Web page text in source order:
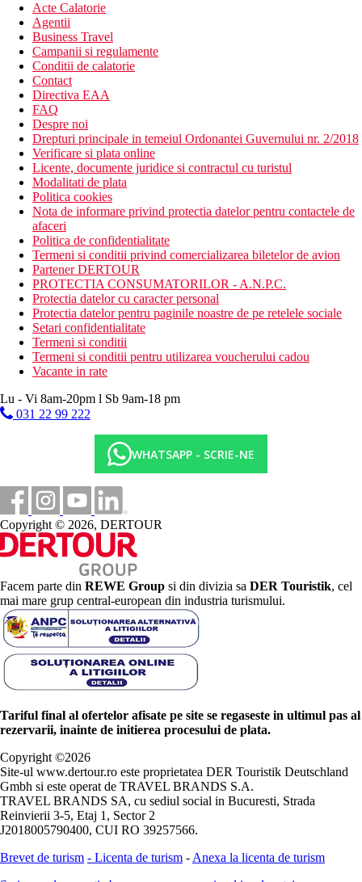
Acte Calatorie
Agentii
Business Travel
Campanii si regulamente
Conditii de calatorie
Contact
Directiva EAA
FAQ
Despre noi
Drepturi principale in temeiul Ordonantei Guvernului nr. 2/2018
Verificare si plata online
Licente, documente juridice si contractul cu turistul
Modalitati de plata
Politica cookies
Nota de informare privind protectia datelor pentru contactele de
afaceri
Politica de confidentialitate
Termeni si conditii privind comercializarea biletelor de avion
Partener DERTOUR
PROTECTIA CONSUMATORILOR - A.N.P.C.
Protectia datelor cu caracter personal
Protectia datelor pentru paginile noastre de pe retelele sociale
Setari confidentialitate
Termeni si conditii
Termeni si conditii pentru utilizarea voucherului cadou
Vacante in rate
Lu - Vi 8am-20pm l Sb 9am-18 pm
031 22 99 222
WHATSAPP - SCRIE-NE
Copyright © 2026, DERTOUR
Facem parte din REWE Group si din divizia sa DER Touristik, cel
mai mare grup central-european din industria turismului.
Tariful final al ofertelor afisate pe site se regaseste in ultimul pas al
rezervarii, inainte de initierea procesului de plata.
Copyright ©2026
Site-ul www.dertour.ro este proprietatea DER Touristik Deutschland
Gmbh si este operat de TRAVEL BRANDS S.A.
TRAVEL BRANDS SA, cu sediul social in Bucuresti, Strada
Reinvierii 3-5, Etaj 1, Sector 2
J2018005790400, CUI RO 39257566.
Brevet de turism - Licenta de turism - Anexa la licenta de turism